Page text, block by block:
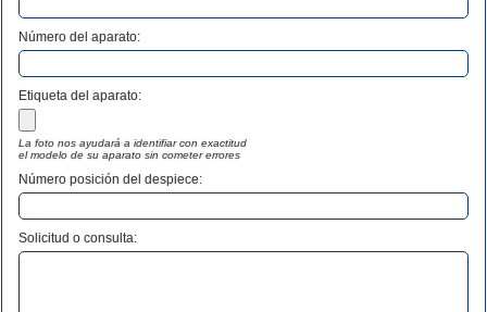
Número del aparato:
Etiqueta del aparato:
La foto nos ayudará a identifiar con exactitud
el modelo de su aparato sin cometer errores
Número posición del despiece:
Solicitud o consulta: